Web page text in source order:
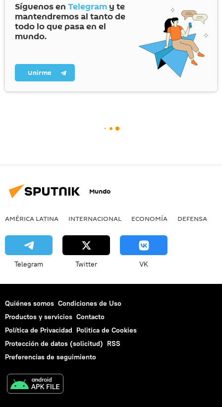
Síguenos en Telegram y te
mantendremos al tanto de
todo lo que pasa en el
mundo.
Unirme
Mundo
AMÉRICA LATINA INTERNACIONAL ECONOMÍA DEFENSA
Telegram Twitter VK
Quiénes somos Condiciones de Uso
Productos y servicios Contacto
Política de Privacidad Politica de Cookies
Protección de datos (solicitud) RSS
Preferencias de seguimiento